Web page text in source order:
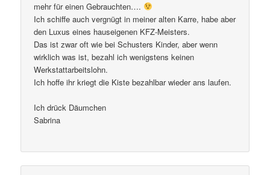
mehr für einen Gebrauchten….
Ich schiffe auch vergnügt in meiner alten Karre, habe aber
den Luxus eines hauseigenen KFZ-Meisters.
Das ist zwar oft wie bei Schusters Kinder, aber wenn
wirklich was ist, bezahl ich wenigstens keinen
Werkstattarbeitslohn.
Ich hoffe ihr kriegt die Kiste bezahlbar wieder ans laufen.
Ich drück Däumchen
Sabrina